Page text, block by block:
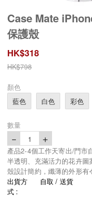
Case Mate
保護殼
HK$318
HK$798
顏色
藍色
白色 彩色
數量
－ 1 ＋
產品2-4個工作天寄出/門市
半透明、充滿活力的花卉
殼設計簡約，纖薄的外形有
出貨方
式 :
自取 / 送貨